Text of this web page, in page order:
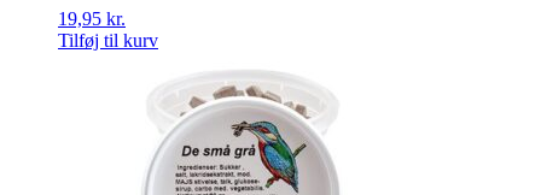
19,95 kr.
Tilføj til kurv